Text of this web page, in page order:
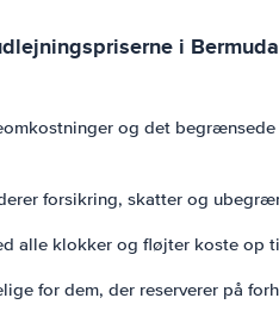
i
og det
forsikring, skatter og
alle klokker og fløjter koste op
for dem, der reserverer på